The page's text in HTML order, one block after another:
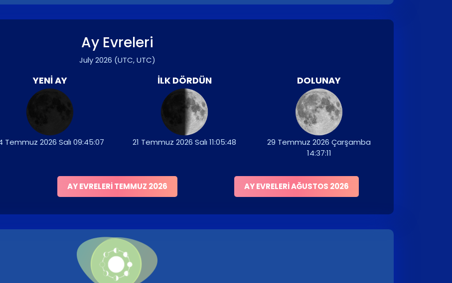
Ay Evreleri
July 2026 (UTC, UTC)
YENI AY
Temmuz 2026 Salı 09:45:07
İLK DÖRDÜN
21 Temmuz 2026 Salı 11:05:48
DOLUNAY
29 Temmuz 2026 Çarşamba
14:37:11
AY EVRELERI TEMMUZ 2026 AY EVRELERI AĞUSTOS 2026